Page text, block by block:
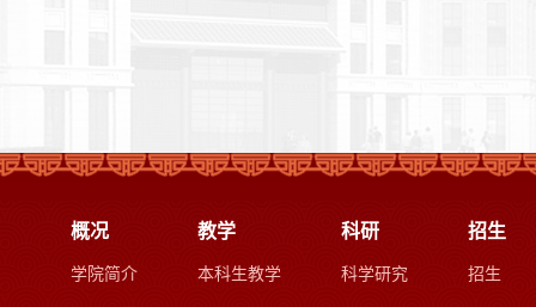
概况
学院简介
教学
本科生教学
科研
科学研究
招生
招生